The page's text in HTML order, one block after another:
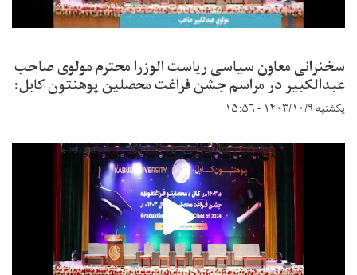
سخنرانی معاون سیاسی ریاست الوزرا محترم مولوی صاحب
عبدالکبیر در مراسم جشن فراغت محصلین پوهنتون کابل:
یکشنبه ۱۴۰۳/۱۰/۹ - ۱۵:۵۶